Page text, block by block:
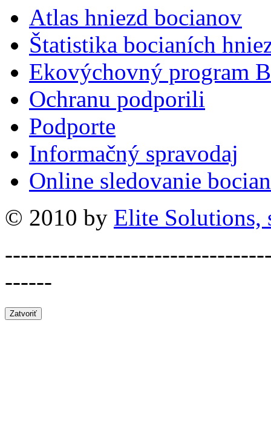
Atlas hniezd bocianov
Štatistika bocianích
Ekovýchovný program
Ochranu podporili
Podporte
Informačný spravodaj
Online sledovanie
© 2010 by Elite Solutions,
------